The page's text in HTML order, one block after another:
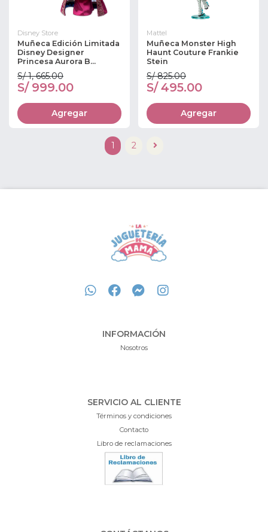
Disney Store
Muñeca Edición Limitada
Disney Designer
Princesa Aurora B...
S/ 1, 665.00
S/ 999.00
Agregar
Mattel
Muñeca Monster High
Haunt Couture Frankie
Stein
S/ 825.00
S/ 495.00
Agregar
1 2
INFORMACIÓN
Nosotros
SERVICIO AL CLIENTE
Términos y condiciones
Contacto
Libro de reclamaciones